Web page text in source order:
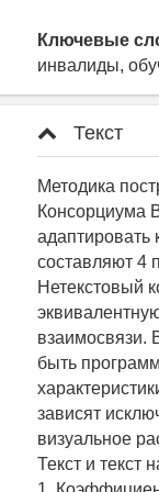
Ключевые
инвалиды,
Текст
Методика построена на основе рекомендации по доступности web-контента (WCAG 2.0) Консорциума Всемирной паутины (World Wide Web Consortium - W3C) и позволяет адаптировать контент для каждого пользователя в отдельности. Основу методики составляют 4 принципа: - доступность; - управляемость; - понятность; - надежность. Нетекстовый контент. Весь нетекстовый контент, предоставленный пользователю, имеет эквивалентную текстовую версию, в том числе и медиаконтент [2]. Информация и взаимосвязи. Визуально отображенная информация, структура и взаимосвязи могут быть программно определены или доступны в текстовой версии. Сенсорные характеристики. Инструкции, необходимые для понимания и использования контента, не зависят исключительно от сенсорных характеристик контента (таких как форма, размер, визуальное расположение, ориентация или звук). Контраст (минимальные требования). Текст и текст на изображениях должны иметь коэффициент контрастности не менее 4,5 : 1. Коэффициент контрастности (L1 + 0,05) / (L2 + 0,05), где L1 - относительная яркость наиболее светлого из цветов; L2 - относительная яркость наиболее темного из цветов; Относительная яркость. Относительная яркость любой точки в цветовом пространстве, нормализованная относительно «0» для самого темного черного и «1» для самого светлого белого. Почти все современные системы используют для отображения контента кодирование sRGB. Если смешение цветов происходит после отображения, то проводится оценка яркости исходного цвета. Для цветов, которые смешиваются в исходном виде, должны использоваться средние величины цветов